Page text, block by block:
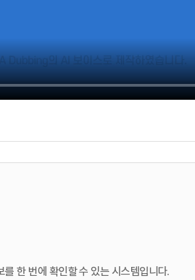
를 한 번에 확인할 수 있는 시스템입니다.